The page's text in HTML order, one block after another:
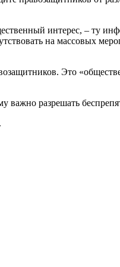
интерес, – ту
на массовых
Это
важно разрешать